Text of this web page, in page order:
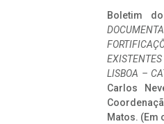
Boletim
LISBOA –
Carlos
Matos. (Em